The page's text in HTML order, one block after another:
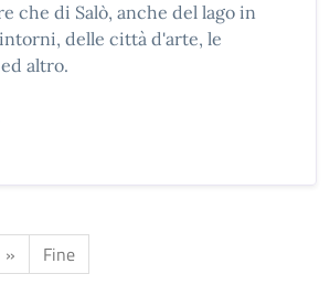
che di Salò, anche del lago in
delle città d'arte, le
altro.
» Fine